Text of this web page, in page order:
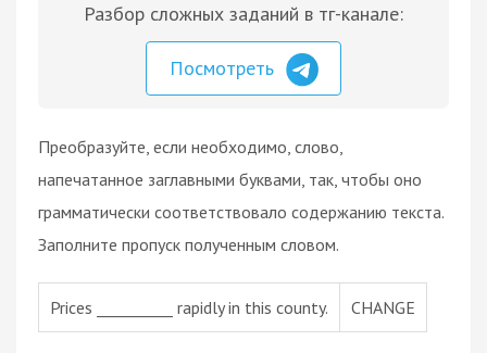
Разбор сложных заданий в тг-канале:
Посмотреть
Преобразуйте, если необходимо, слово,
напечатанное заглавными буквами, так, чтобы оно
грамматически соответствовало содержанию текста.
Заполните пропуск полученным словом.
Prices __________ rapidly in this county. CHANGE